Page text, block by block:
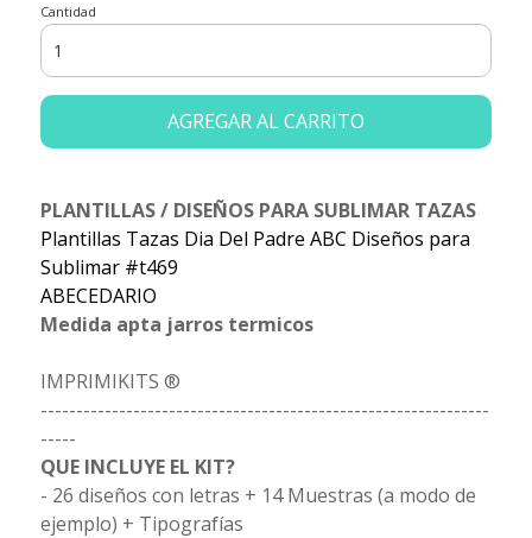
Cantidad
AGREGAR AL CARRITO
PLANTILLAS / DISEÑOS PARA SUBLIMAR TAZAS
Plantillas Tazas Dia Del Padre ABC Diseños para
Sublimar #t469
ABECEDARIO
Medida apta jarros termicos
IMPRIMIKITS ®
---------------------------------------------------------------
-----
QUE INCLUYE EL KIT?
- 26 diseños con letras + 14 Muestras (a modo de
ejemplo) + Tipografías